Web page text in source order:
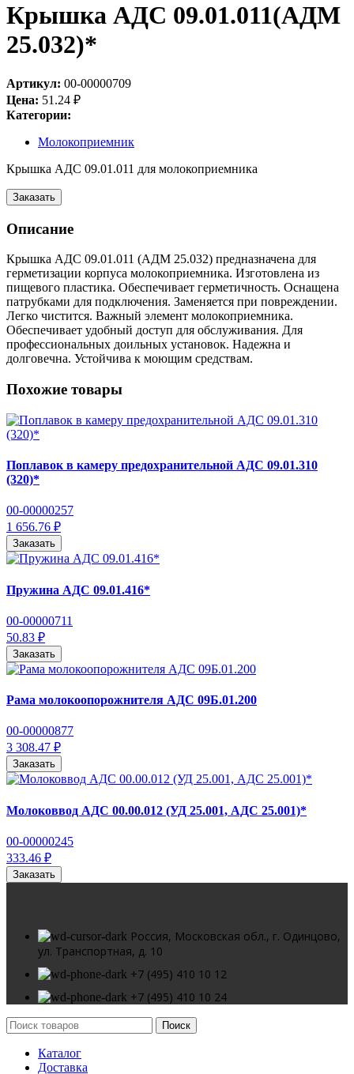
Крышка АДС 09.01.011(АДМ
25.032)*
Артикул: 00-00000709
Цена: 51.24 ₽
Категории:
Молокоприемник
Крышка АДС 09.01.011 для молокоприемника
Заказать
Описание
Крышка АДС 09.01.011 (АДМ 25.032) предназначена для
герметизации корпуса молокоприемника. Изготовлена из
пищевого пластика. Обеспечивает герметичность. Оснащена
патрубками для подключения. Заменяется при повреждении.
Легко чистится. Важный элемент молокоприемника.
Обеспечивает удобный доступ для обслуживания. Для
профессиональных доильных установок. Надежна и
долговечна. Устойчива к моющим средствам.
Похожие товары
Поплавок в камеру предохранительной АДС 09.01.310
(320)*
00-00000257
1 656.76 ₽
Заказать
Пружина АДС 09.01.416*
00-00000711
50.83 ₽
Заказать
Рама молокоопорожнителя АДС 09Б.01.200
00-00000877
3 308.47 ₽
Заказать
Молоковвод АДС 00.00.012 (УД 25.001, АДС 25.001)*
00-00000245
333.46 ₽
Заказать
Россия, Московская обл., г. Одинцово,
ул. Транспортная, д. 10
+7 (495) 410 10 12
+7 (495) 410 10 24
Поиск
Каталог
Доставка